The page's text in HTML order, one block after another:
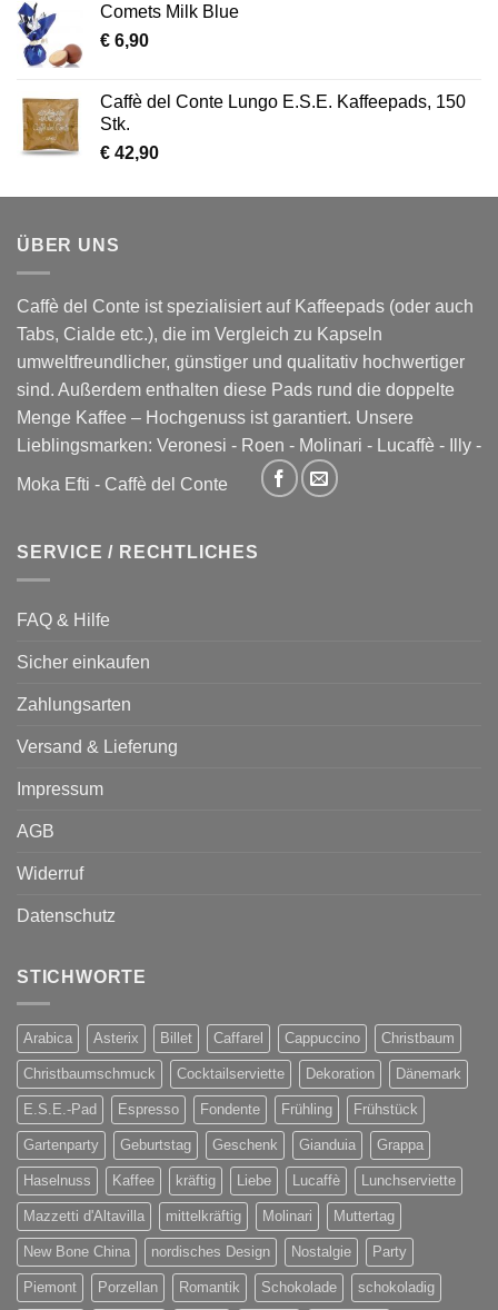
Comets Milk Blue
€ 6,90
Caffè del Conte Lungo E.S.E. Kaffeepads, 150
Stk.
€ 42,90
ÜBER UNS
Caffè del Conte ist spezialisiert auf Kaffeepads (oder auch
Tabs, Cialde etc.), die im Vergleich zu Kapseln
umweltfreundlicher, günstiger und qualitativ hochwertiger
sind. Außerdem enthalten diese Pads rund die doppelte
Menge Kaffee – Hochgenuss ist garantiert. Unsere
Lieblingsmarken: Veronesi - Roen - Molinari - Lucaffè - Illy -
Moka Efti - Caffè del Conte
SERVICE / RECHTLICHES
FAQ & Hilfe
Sicher einkaufen
Zahlungsarten
Versand & Lieferung
Impressum
AGB
Widerruf
Datenschutz
STICHWORTE
Arabica Asterix Billet Caffarel Cappuccino Christbaum
Christbaumschmuck Cocktailserviette Dekoration Dänemark
E.S.E.-Pad Espresso Fondente Frühling Frühstück
Gartenparty Geburtstag Geschenk Gianduia Grappa
Haselnuss Kaffee kräftig Liebe Lucaffè Lunchserviette
Mazzetti d'Altavilla mittelkräftig Molinari Muttertag
New Bone China nordisches Design Nostalgie Party
Piemont Porzellan Romantik Schokolade schokoladig